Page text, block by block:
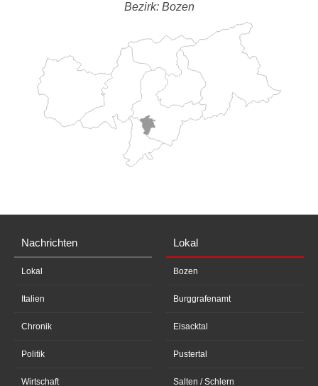
Bezirk: Bozen
Nachrichten
Lokal
Italien
Chronik
Politik
Wirtschaft
Lokal
Bozen
Burggrafenamt
Eisacktal
Pustertal
Salten / Schlern